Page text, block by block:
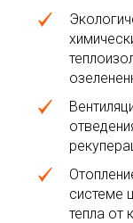
системе
тепла от